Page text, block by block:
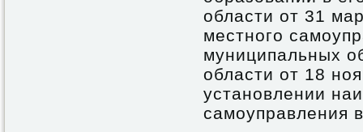
области от 31
местного
муниципальных
области от 18
установлении
самоуправления